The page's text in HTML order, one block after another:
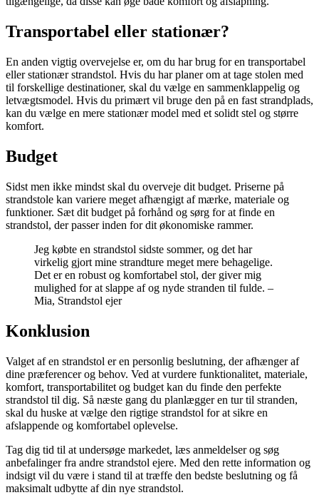
Transportabel eller stationær?
En anden vigtig overvejelse er, om du har brug for en transportabel
eller stationær strandstol. Hvis du har planer om at tage stolen med
til forskellige destinationer, skal du vælge en sammenklappelig og
letvægtsmodel. Hvis du primært vil bruge den på en fast strandplads,
kan du vælge en mere stationær model med et solidt stel og større
komfort.
Budget
Sidst men ikke mindst skal du overveje dit budget. Priserne på
strandstole kan variere meget afhængigt af mærke, materiale og
funktioner. Sæt dit budget på forhånd og sørg for at finde en
strandstol, der passer inden for dit økonomiske rammer.
Jeg købte en strandstol sidste sommer, og det har
virkelig gjort mine strandture meget mere behagelige.
Det er en robust og komfortabel stol, der giver mig
mulighed for at slappe af og nyde stranden til fulde. –
Mia, Strandstol ejer
Konklusion
Valget af en strandstol er en personlig beslutning, der afhænger af
dine præferencer og behov. Ved at vurdere funktionalitet, materiale,
komfort, transportabilitet og budget kan du finde den perfekte
strandstol til dig. Så næste gang du planlægger en tur til stranden,
skal du huske at vælge den rigtige strandstol for at sikre en
afslappende og komfortabel oplevelse.
Tag dig tid til at undersøge markedet, læs anmeldelser og søg
anbefalinger fra andre strandstol ejere. Med den rette information og
indsigt vil du være i stand til at træffe den bedste beslutning og få
maksimalt udbytte af din nye strandstol.